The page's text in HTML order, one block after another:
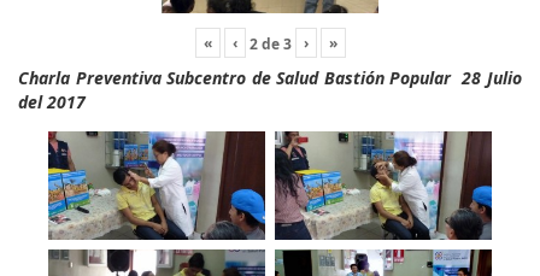
« ‹ 2de3 › »
Charla Preventiva Subcentro de Salud Bastión Popular 28 Julio
del 2017